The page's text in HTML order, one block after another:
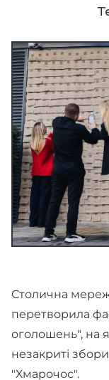
Столична
перетворила
оголошень", на
незакриті
"Хмарочос".